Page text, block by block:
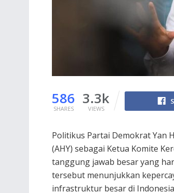
586
SHARES
3.3k
VIEWS
Politikus Partai Demokrat Yan
(AHY) sebagai Ketua Komite
tanggung jawab besar yang
tersebut menunjukkan
infrastruktur besar di